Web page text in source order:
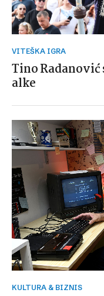
VITEŠKA IGRA
Tino Radanović
alke
KULTURA & BIZNIS